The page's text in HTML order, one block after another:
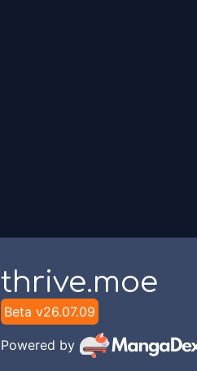
thrive.moe
Beta v26.07.09
Powered by